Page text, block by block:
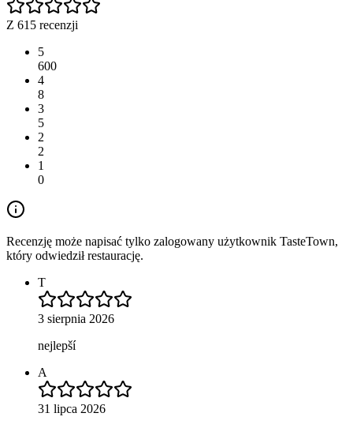
Z 615 recenzji
5
600
4
8
3
5
2
2
1
0
Recenzję może napisać tylko zalogowany użytkownik TasteTown,
który odwiedził restaurację.
T
3 sierpnia 2026
nejlepší
A
31 lipca 2026